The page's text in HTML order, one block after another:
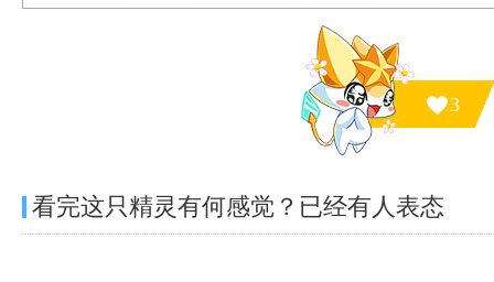
3
看完这只精灵有何感觉？已经有人表态